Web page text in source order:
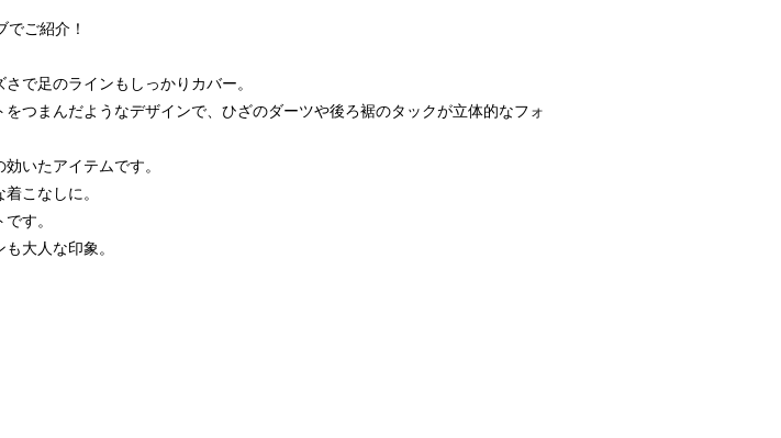
ご紹介！
で足のラインもしっかりカバー。
つまんだようなデザインで、ひざのダーツや後ろ裾のタックが立体的なフォ
いたアイテムです。
こなしに。
す。
大人な印象。